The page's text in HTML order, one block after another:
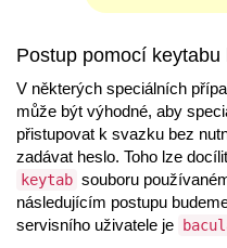
Postup pomocí
V některých speciálních
může být výhodné, aby
přistupovat k svazku bez
zadávat heslo. Toho lze
keytab souboru
následujícím postupu
servisního uživatele je